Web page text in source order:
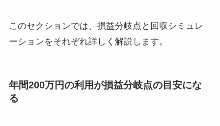
このセクションでは、損益分岐点と回収シミュレ
ーションをそれぞれ詳しく解説します。
年間200万円の利用が損益分岐点の目安にな
る